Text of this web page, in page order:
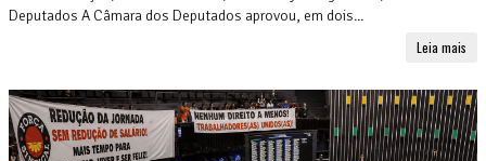
Deputados A Câmara dos Deputados aprovou, em dois...
Leia mais